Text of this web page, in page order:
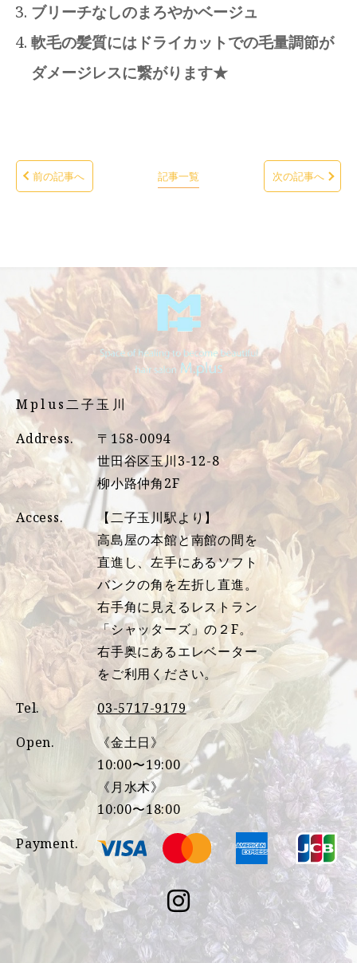
ブリーチなしのまろやかベージュ
軟毛の髪質にはドライカットでの毛量調節が
ダメージレスに繋がります★
前の記事へ 記事一覧 次の記事へ
Mplus二子玉川
Address.
〒158-0094
世田谷区玉川3-12-8
柳小路仲角2F
Access.
【二子玉川駅より】
高島屋の本館と南館の間を
直進し、左手にあるソフト
バンクの角を左折し直進。
右手角に見えるレストラン
「シャッターズ」の２F。
右手奥にあるエレベーター
をご利用ください。
Tel.
03-5717-9179
Open.
《金土日》
10:00〜19:00
《月水木》
10:00〜18:00
Payment.